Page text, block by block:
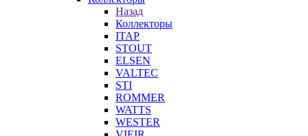
Назад
Коллекторы
ITAP
STOUT
ELSEN
VALTEC
STI
ROMMER
WATTS
WESTER